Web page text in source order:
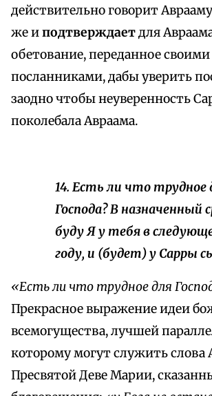
действительно говорит
же иподтверждаетдля
обетование, переданное своими
посланниками, дабы уверить
заодно чтобы неуверенность
поколебала Авраама.
14. Есть ли что трудное
Господа? В назначенный
буду Я у тебя в
году, и (будет) у Сарры
«Есть ли что трудное для
Прекрасное выражение идеи
всемогущества, лучшей
которому могут служить слова
Пресвятой Деве Марии,